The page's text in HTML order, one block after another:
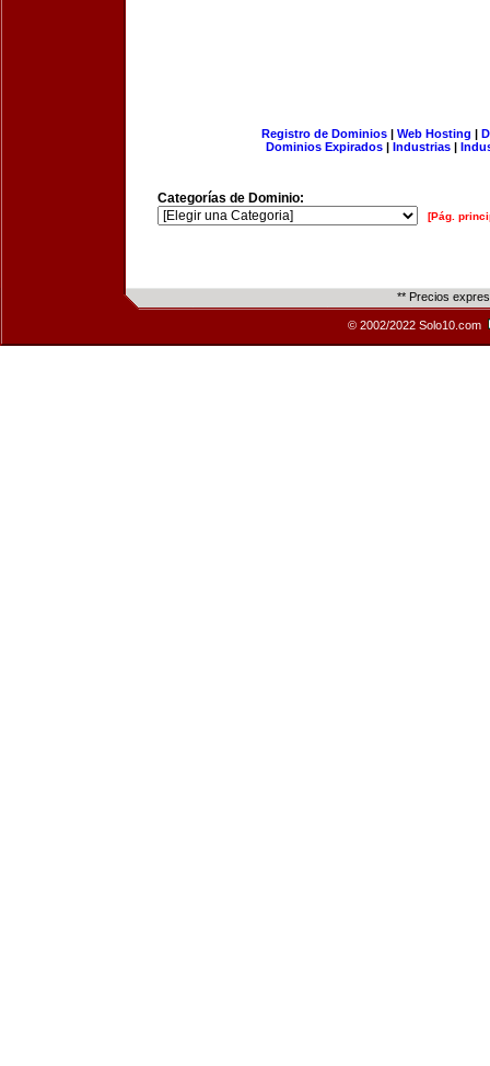
Registro de Dominios| Web Hosting |
Dominios Expirados | Industrias |
Categorías de Dominio:
[Pág.
** Precios
© 2002/2022 Solo10.com